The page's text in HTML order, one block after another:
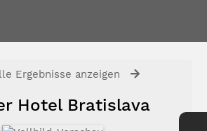
Ergebnisse anzeigen
Hotel Bratislava